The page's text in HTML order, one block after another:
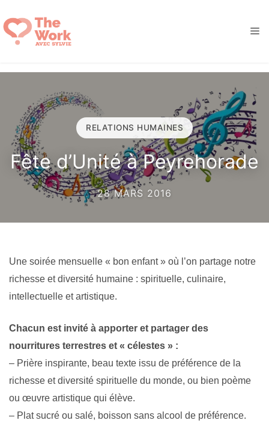
au
contenu
RELATIONS HUMAINES
Fête d’Unité à Peyrehorade
28 MARS 2016
Une soirée mensuelle « bon enfant » où l’on partage notre
richesse et diversité humaine : spirituelle, culinaire,
intellectuelle et artistique.
Chacun est invité à apporter et partager des
nourritures terrestres et « célestes » :
– Prière inspirante, beau texte issu de préférence de la
richesse et diversité spirituelle du monde, ou bien poème
ou œuvre artistique qui élève.
– Plat sucré ou salé, boisson sans alcool de préférence.